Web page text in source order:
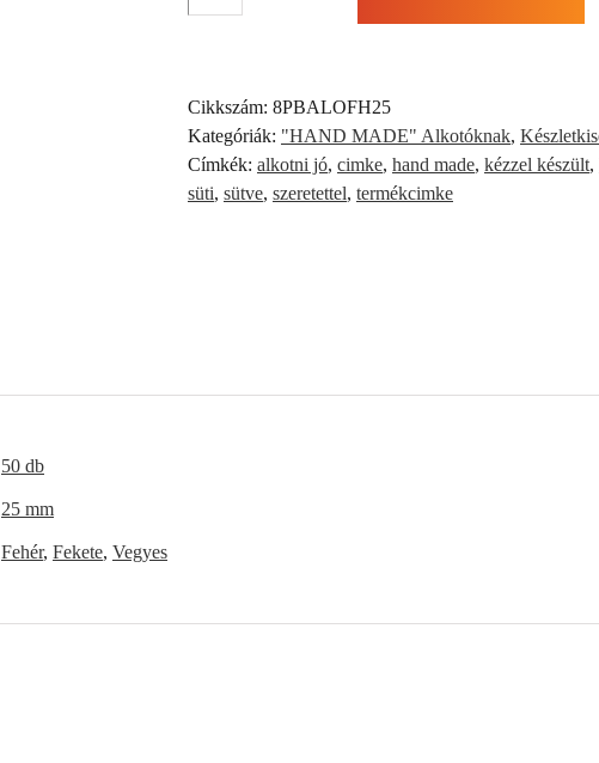
mennyiség
Cikkszám: 8PBALOFH25
Kategóriák: "HAND MADE" Alkotóknak,
Címkék: alkotni jó, cimke, hand made, kézzel készült,
süti, sütve, szeretettel, termékcimke
50 db
25 mm
Fehér, Fekete, Vegyes